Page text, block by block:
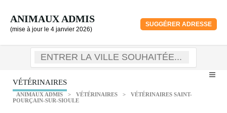
ANIMAUX ADMIS
(mise à jour le 4 janvier 2026)
SUGGÉRER ADRESSE
VÉTÉRINAIRES
ANIMAUX ADMIS > VÉTÉRINAIRES >
VÉTÉRINAIRES SAINT-
POURÇAIN-SUR-SIOULE